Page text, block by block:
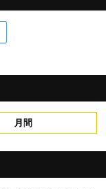
月間